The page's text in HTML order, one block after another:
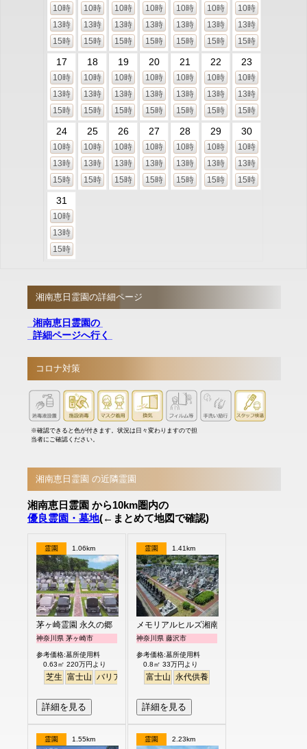
10時
13時
15時
10時
13時
15時
10時
13時
15時
10時
13時
15時
10時
13時
15時
10時
13時
15時
10時
13時
15時
17
10時
13時
15時
18
10時
13時
15時
19
10時
13時
15時
20
10時
13時
15時
21
10時
13時
15時
22
10時
13時
15時
23
10時
13時
15時
24
10時
13時
15時
25
10時
13時
15時
26
10時
13時
15時
27
10時
13時
15時
28
10時
13時
15時
29
10時
13時
15時
30
10時
13時
15時
31
10時
13時
15時
湘南恵日霊園の詳細ページ
湘南恵日霊園の
詳細ページへ行く
コロナ対策
※確認できると色が付きます。状況は日々変わりますので担
当者にご確認ください。
湘南恵日霊園 の近隣霊園
湘南恵日霊園 から10km圏内の
優良霊園・墓地(←まとめて地図で確認)
霊園 1.06km
茅ヶ崎霊園 永久の郷
神奈川県 茅ヶ崎市
参考価格:墓所使用料
0.63㎡ 220万円より
芝生 富士山 バリアフリー
詳細を見る
霊園 1.41km
メモリアルヒルズ湘南
神奈川県 藤沢市
参考価格:墓所使用料
0.8㎡ 33万円より
富士山 永代供養
詳細を見る
霊園 1.55km 霊園 2.23km